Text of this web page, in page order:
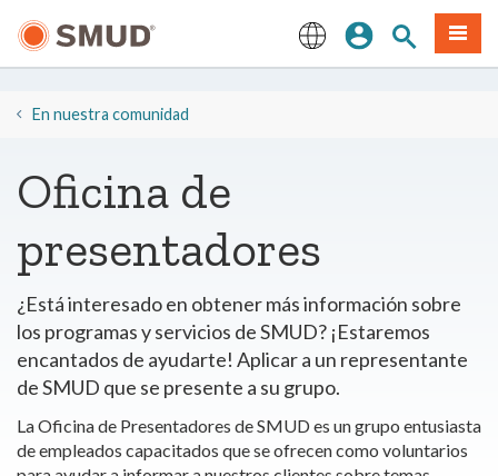
English
Iniciar sesión
Buscar en
Menú
En nuestra comunidad
Oficina de
presentadores
¿Está interesado en obtener más información sobre
los programas y servicios de SMUD? ¡Estaremos
encantados de ayudarte! Aplicar a un representante
de SMUD que se presente a su grupo.
La Oficina de Presentadores de SMUD es un grupo entusiasta
de empleados capacitados que se ofrecen como voluntarios